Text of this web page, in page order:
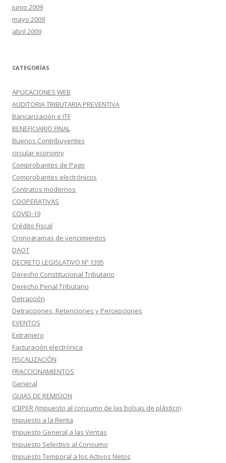
junio 2009
mayo 2009
abril 2009
CATEGORÍAS
APLICACIONES WEB
AUDITORIA TRIBUTARIA PREVENTIVA
Bancarización e ITF
BENEFICIARIO FINAL
Buenos Contribuyentes
circular economy
Comprobantes de Pago
Comprobantes electrónicos
Contratos modernos
COOPERATIVAS
COVID-19
Crédito Fiscal
Cronogramas de vencimientos
DAOT
DECRETO LEGISLATIVO Nº 1395
Derecho Constitucional Tributario
Derecho Penal Tributario
Detracción
Detracciones, Retenciones y Percepciones
EVENTOS
Extranjero
Facturación electrónica
FISCALIZACIÓN
FRACCIONAMIENTOS
General
GUIAS DE REMISION
ICBPER (Impuesto al consumo de las bolsas de plástico)
Impuesto a la Renta
Impuesto General a las Ventas
Impuesto Selectivo al Consumo
Impuesto Temporal a los Activos Netos